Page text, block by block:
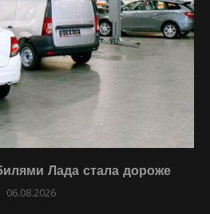
Лада стала дороже
06.08.2026